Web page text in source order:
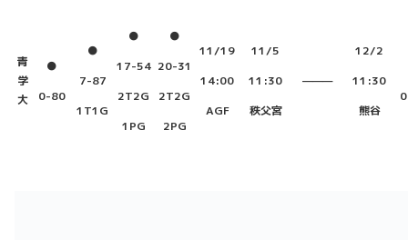
青
学
大
●
0-80
●
7-87
1T1G
●
17-54
2T2G
1PG
●
20-31
2T2G
2PG
11/19
14:00
AGF
11/5
11:30
秩父宮
———
12/2
11:30
熊谷
0